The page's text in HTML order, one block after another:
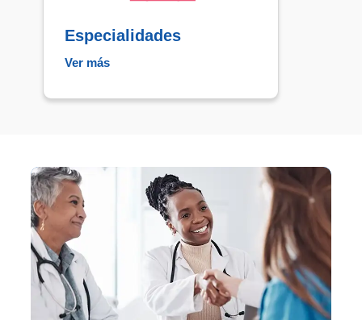
Especialidades
Ver más